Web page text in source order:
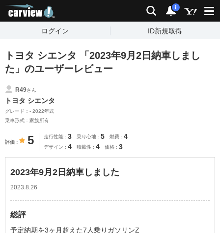
検索 通知
i
ログイン ID新規取得
トヨタ シエンタ 「2023年9月2日納車しまし
た」のユーザーレビュー
R49さん
トヨタ シエンタ
グレード：- 2022年式
乗車形式：家族所有
評価 5 走行性能 3 乗り心地 5 燃費 4
デザイン 4 積載性 4 価格 3
2023年9月2日納車しました
2023.8.26
総評
予定納期を3ヶ月超えた7人乗りガソリンZ